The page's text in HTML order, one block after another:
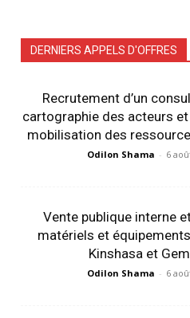
DERNIERS APPELS D'OFFRES
Recrutement d’un
cartographie des acteurs
mobilisation des
Odilon Shama - 6
Vente publique interne
matériels et
Kinshasa et
Odilon Shama - 6